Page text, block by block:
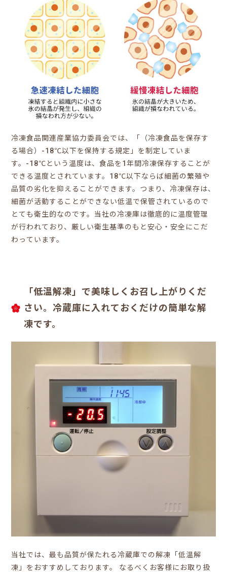
冷凍食品関連産業協力委員会では、「（冷凍食品を保存す
る場合）-18℃以下を保持する規定」を制定していま
す。-18℃という温度は、食品を1年間冷凍保存することが
できる温度とされています。18℃以下ならば細菌の繁殖や
品質の劣化を抑えることができます。つまり、冷凍保存は、
細菌が活動することができない低温で保管されているので
とても衛生的なのです。当社の冷凍庫は徹底的に温度管理
が行われており、厳しい衛生基準のもと安心・安全にこだ
わっています。
「低温解凍」で美味しくお召し上がりくだ
さい。冷蔵庫に入れておくだけの簡単な解
凍です。
当社では、最も品質が保たれる冷蔵庫での解凍「低温解
凍」をおすすめしております。 なるべくお客様にお取り扱